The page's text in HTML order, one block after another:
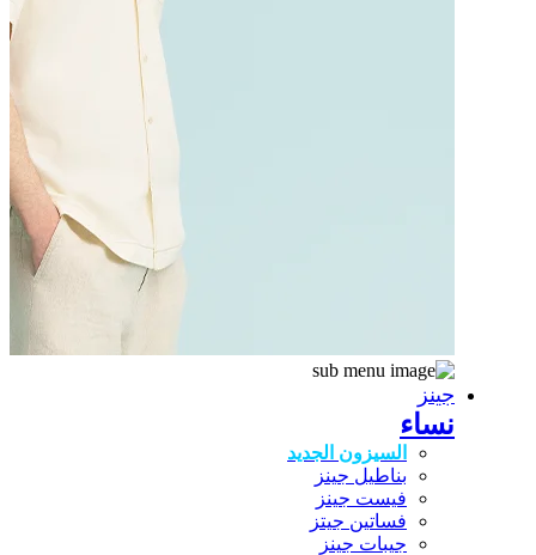
جينز
نساء
السيزون الجديد
بناطيل جينز
فيست جينز
فساتين جيتز
جيبات جينز